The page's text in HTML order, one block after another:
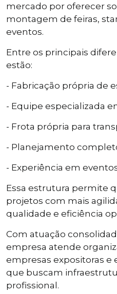
mercado por oferecer
montagem de feiras,
eventos.
Entre os principais
estão:
- Fabricação própria de
- Equipe especializada
- Frota própria para
- Planejamento
- Experiência em
Essa estrutura permite
projetos com mais
qualidade e eficiência
Com atuação
empresa atende
empresas expositoras e
que buscam
profissional.